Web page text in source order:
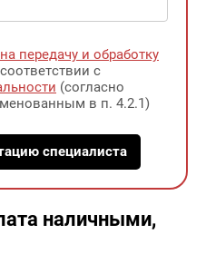
наличными,
передачу и обработку
с
(согласно
в п. 4.2.1)
специалиста